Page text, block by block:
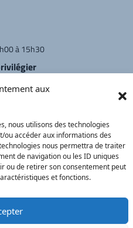
aux
nous utilisons des technologies
ou accéder aux informations des
nous permettra de traiter
de navigation ou les ID uniques
ou de retirer son consentement peut
et fonctions.
à 15h30
Recherche
Plan du site